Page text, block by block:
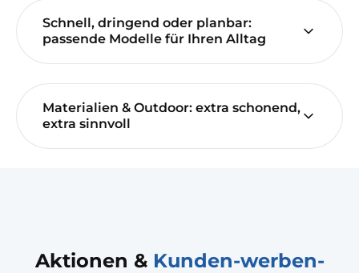
Schnell, dringend oder planbar:
passende Modelle für Ihren Alltag
Materialien & Outdoor: extra schonend,
extra sinnvoll
Aktionen & Kunden-werben-